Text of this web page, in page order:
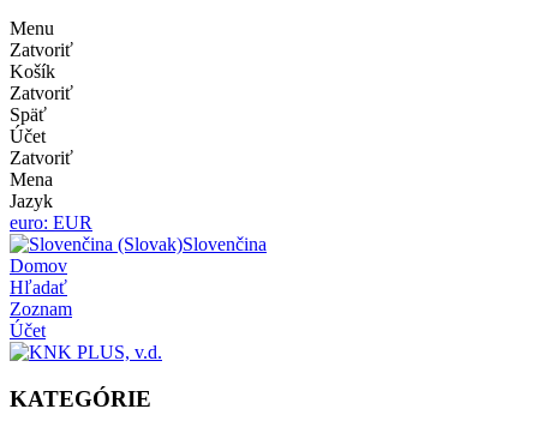
Menu
Zatvoriť
Košík
Zatvoriť
Späť
Účet
Zatvoriť
Mena
Jazyk
euro: EUR
Slovenčina
Domov
Hľadať
Zoznam
Účet
KATEGÓRIE